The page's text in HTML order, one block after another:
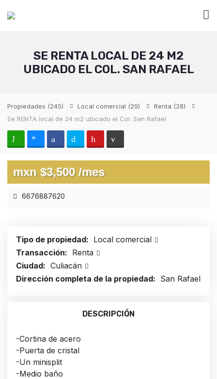
SE RENTA LOCAL DE 24 M2
UBICADO EL COL. SAN RAFAEL
Propiedades (245) Local comercial (29) Renta (28)
Se RENTA local de 24 m2 ubicado el Col. San Rafael
mxn $3,500 /mes
6676887620
Tipo de propiedad: Local comercial
Transacción: Renta
Ciudad: Culiacán
Dirección completa de la propiedad: San Rafael
DESCRIPCIÓN
-Cortina de acero
-Puerta de cristal
-Un minisplit
-Medio baño